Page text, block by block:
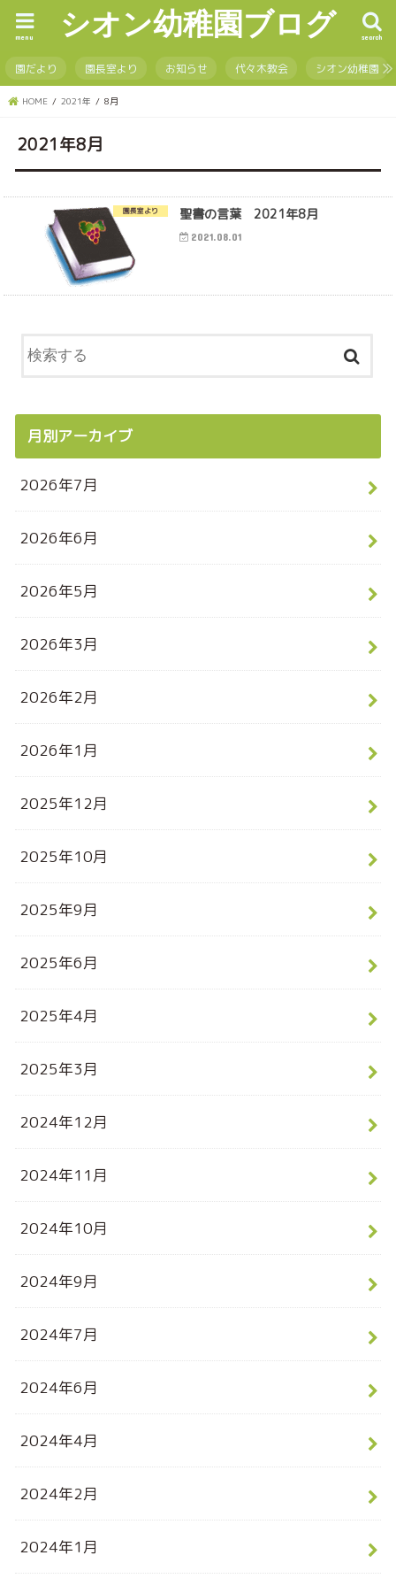
シオン幼稚園ブログ search
menu
園だより 園長室より お知らせ 代々木教会 シオン幼稚園
HOME 2021年 8月
2021年8月
園長室より 聖書の言葉 2021年8月
2021.08.01
月別アーカイブ
2026年7月
2026年6月
2026年5月
2026年3月
2026年2月
2026年1月
2025年12月
2025年10月
2025年9月
2025年6月
2025年4月
2025年3月
2024年12月
2024年11月
2024年10月
2024年9月
2024年7月
2024年6月
2024年4月
2024年2月
2024年1月